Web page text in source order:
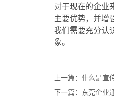
对于现在的企业
主要优势，并增
我们需要充分认
象。
上一篇： 什么是宣
下一篇： 东莞企业